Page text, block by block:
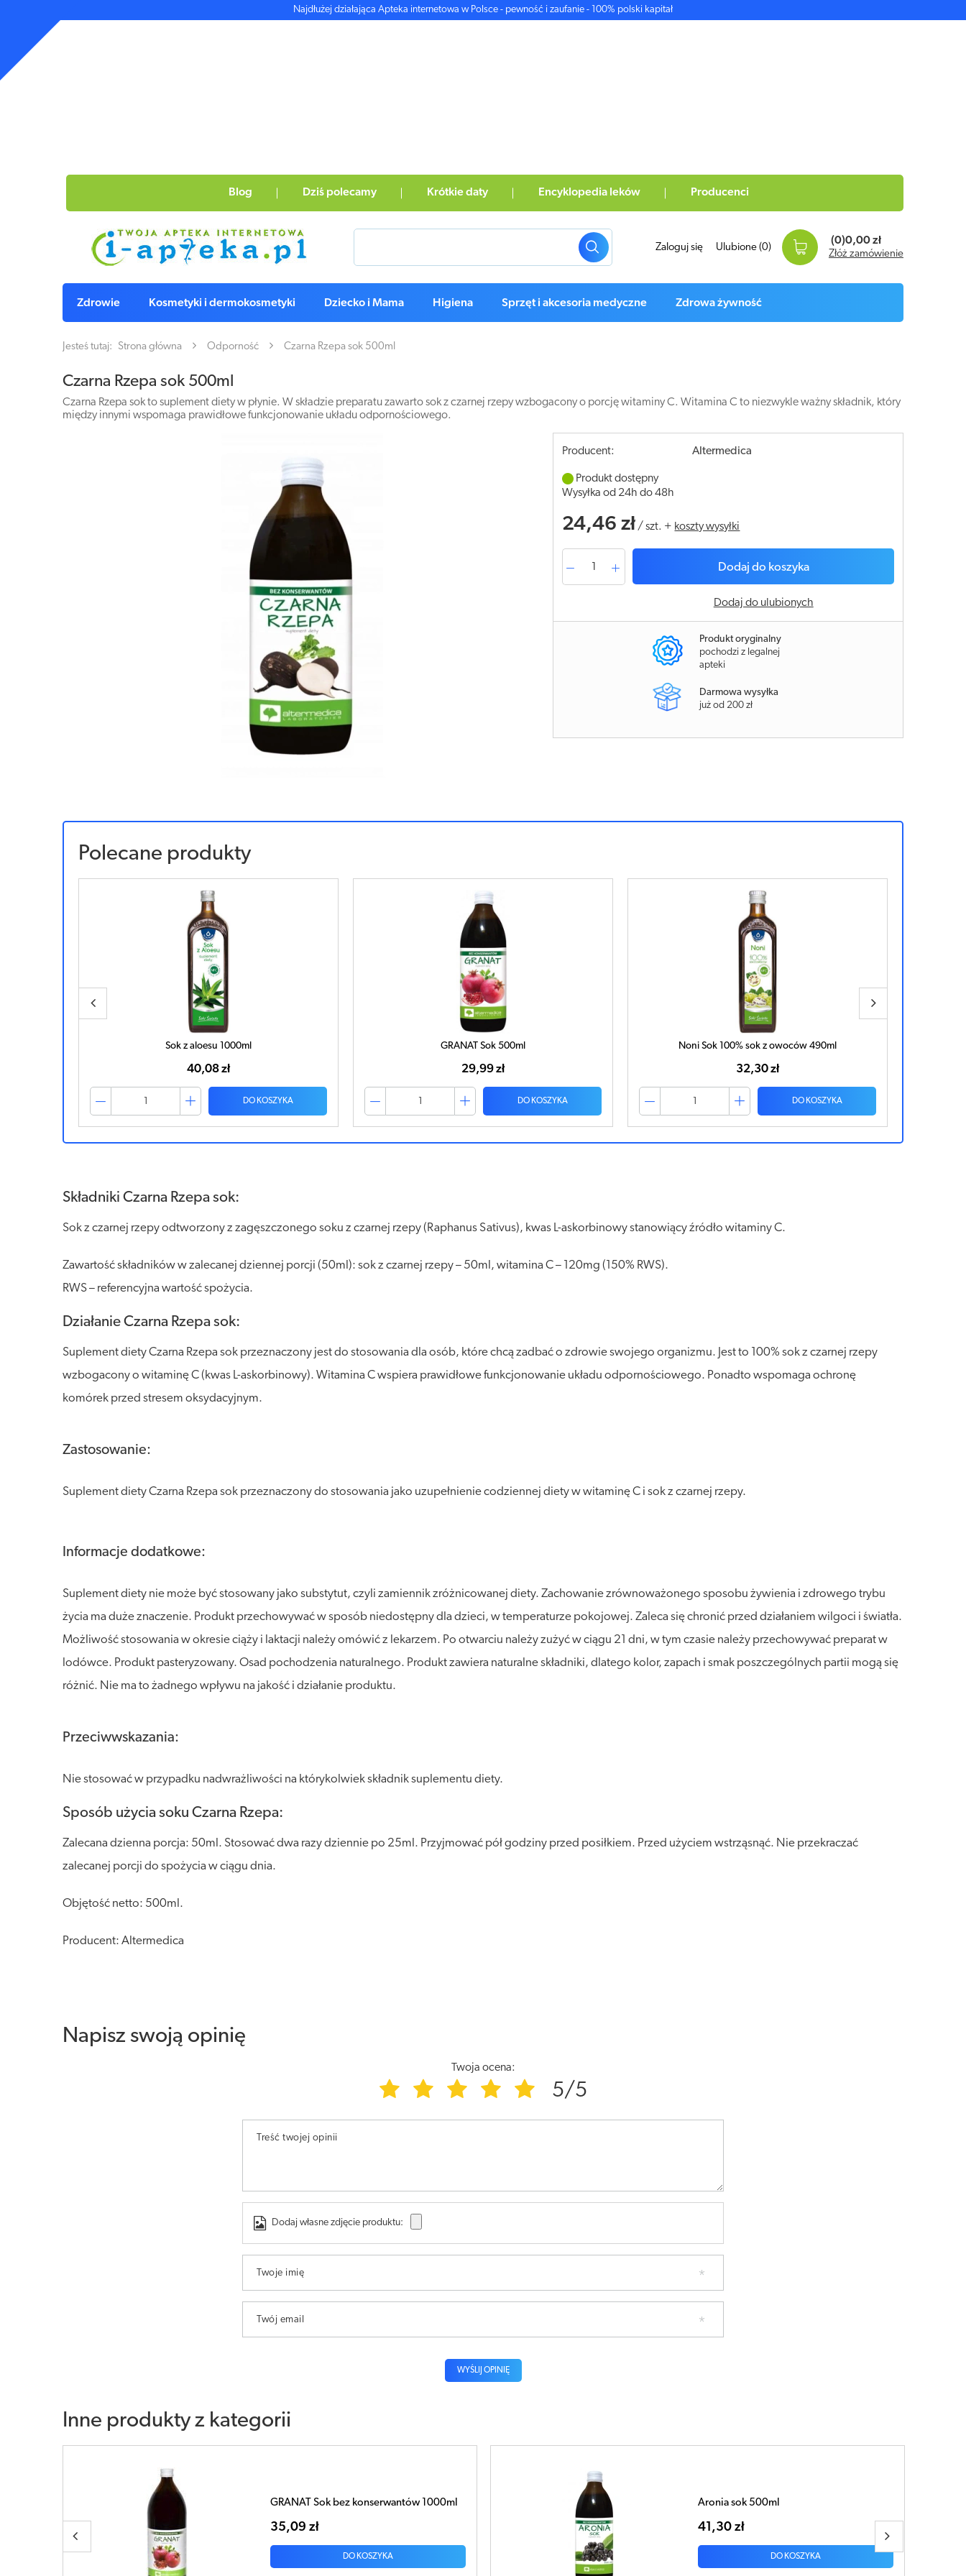
Najdłużej działająca Apteka internetowa w Polsce - pewność i zaufanie - 100% polski kapitał
Blog Dziś polecamy Krótkie daty Encyklopedia leków Producenci
Zaloguj się Ulubione (0)
(0)0,00 zł
Złóż zamówienie
Zdrowie Kosmetyki i dermokosmetyki Dziecko i Mama Higiena Sprzęt i akcesoria medyczne Zdrowa żywność
Jesteś tutaj: Strona główna Odporność Czarna Rzepa sok 500ml
Czarna Rzepa sok 500ml
Czarna Rzepa sok to suplement diety w płynie. W składzie preparatu zawarto sok z czarnej rzepy wzbogacony o porcję witaminy C. Witamina C to niezwykle ważny składnik, który
między innymi wspomaga prawidłowe funkcjonowanie układu odpornościowego.
Producent: Altermedica
Produkt dostępny
Wysyłka od 24h do 48h
24,46 zł /szt. + koszty wysyłki
Dodaj do koszyka
Dodaj do ulubionych
Produkt oryginalny
pochodzi z legalnej
apteki
Darmowa wysyłka
już od 200 zł
Polecane produkty
GRANAT Sok 500ml
29,99 zł
DO KOSZYKA
Noni Sok 100% sok z owoców 490ml
32,30 zł
DO KOSZYKA
Ventrolen płyn 500ml
42,91 zł
DO KOSZYKA
Składniki Czarna Rzepa sok:
Sok z czarnej rzepy odtworzony z zagęszczonego soku z czarnej rzepy (Raphanus Sativus), kwas L-askorbinowy stanowiący źródło witaminy C.
Zawartość składników w zalecanej dziennej porcji (50ml): sok z czarnej rzepy – 50ml, witamina C – 120mg (150% RWS).
RWS – referencyjna wartość spożycia.
Działanie Czarna Rzepa sok:
Suplement diety Czarna Rzepa sok przeznaczony jest do stosowania dla osób, które chcą zadbać o zdrowie swojego organizmu. Jest to 100% sok z czarnej rzepy
wzbogacony o witaminę C (kwas L-askorbinowy). Witamina C wspiera prawidłowe funkcjonowanie układu odpornościowego. Ponadto wspomaga ochronę
komórek przed stresem oksydacyjnym.
Zastosowanie:
Suplement diety Czarna Rzepa sok przeznaczony do stosowania jako uzupełnienie codziennej diety w witaminę C i sok z czarnej rzepy.
Informacje dodatkowe:
Suplement diety nie może być stosowany jako substytut, czyli zamiennik zróżnicowanej diety. Zachowanie zrównoważonego sposobu żywienia i zdrowego trybu
życia ma duże znaczenie. Produkt przechowywać w sposób niedostępny dla dzieci, w temperaturze pokojowej. Zaleca się chronić przed działaniem wilgoci i światła.
Możliwość stosowania w okresie ciąży i laktacji należy omówić z lekarzem. Po otwarciu należy zużyć w ciągu 21 dni, w tym czasie należy przechowywać preparat w
lodówce. Produkt pasteryzowany. Osad pochodzenia naturalnego. Produkt zawiera naturalne składniki, dlatego kolor, zapach i smak poszczególnych partii mogą się
różnić. Nie ma to żadnego wpływu na jakość i działanie produktu.
Przeciwwskazania:
Nie stosować w przypadku nadwrażliwości na którykolwiek składnik suplementu diety.
Sposób użycia soku Czarna Rzepa:
Zalecana dzienna porcja: 50ml. Stosować dwa razy dziennie po 25ml. Przyjmować pół godziny przed posiłkiem. Przed użyciem wstrząsnąć. Nie przekraczać
zalecanej porcji do spożycia w ciągu dnia.
Objętość netto: 500ml.
Producent: Altermedica
Napisz swoją opinię
Twoja ocena:
5/5
Treść twojej opinii
Dodaj własne zdjęcie produktu:
Twoje imię
Twój email
WYŚLIJ OPINIĘ
Inne produkty z kategorii
Aronia sok 500ml
41,30 zł
DO KOSZYKA
Pokrzywa sok 500ml
26,23 zł
DO KOSZYKA